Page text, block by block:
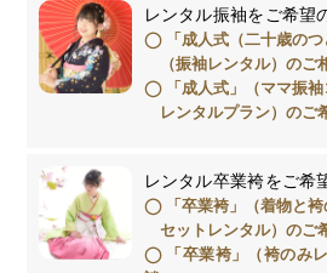
レンタル振袖をご希望
「成人式（二十歳のつ
（振袖レンタル）のご
「成人式」（ママ振
レンタルプラン）のご
レンタル卒業袴をご希
「卒業袴」（着物と
セットレンタル）のご
「卒業袴」（袴のみ